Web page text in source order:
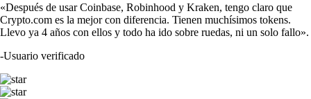
«Después de usar Coinbase, Robinhood y Kraken, tengo claro que
Crypto.com es la mejor con diferencia. Tienen muchísimos tokens.
Llevo ya 4 años con ellos y todo ha ido sobre ruedas, ni un solo fallo».
-Usuario verificado